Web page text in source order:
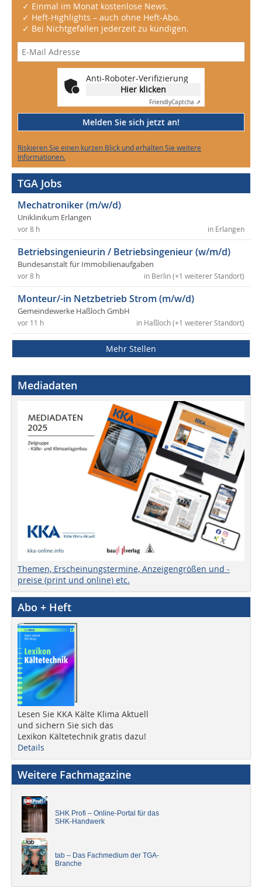
✓ Einmal im Monat kostenlose News.
✓ Heft-Highlights – auch ohne Heft-Abo.
✓ Bei Nichtgefallen jederzeit zu kündigen.
Anti-Roboter-Verifizierung
Hier klicken
FriendlyCaptcha ⇗
Melden Sie sich jetzt an!
Riskieren Sie einen kurzen Blick und erhalten Sie weitere
Informationen.
TGA Jobs
Mechatroniker (m/w/d)
Uniklinikum Erlangen
in Erlangen
vor 8 h
Betriebsingenieurin / Betriebsingenieur (w/m/d)
Bundesanstalt für Immobilienaufgaben
in Berlin (+1 weiterer Standort)
vor 8 h
Monteur/-in Netzbetrieb Strom (m/w/d)
Gemeindewerke Haßloch GmbH
in Haßloch (+1 weiterer Standort)
vor 11 h
Mehr Stellen
Mediadaten
Themen, Erscheinungstermine, Anzeigengrößen und -
preise (print und online) etc.
Abo + Heft
Lesen Sie KKA Kälte Klima Aktuell
und sichern Sie sich das
Lexikon Kältetechnik gratis dazu!
Details
Weitere Fachmagazine
SHK Profi – Online-Portal für das
SHK-Handwerk
tab – Das Fachmedium der TGA-
Branche